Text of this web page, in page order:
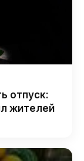
отпуск:
жителей